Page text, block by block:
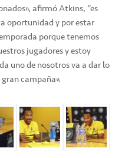
afirmó Atkins, “es
oportunidad y por estar
porque tenemos
jugadores y estoy
uno de nosotros va a dar lo
campaña”.